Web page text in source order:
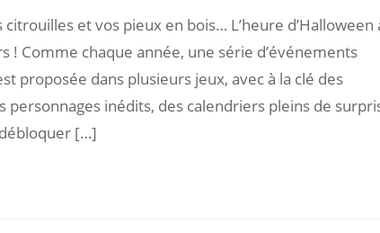
et vos pieux en bois… L’heure d’Halloween
! Comme chaque année, une série d’événements
proposée dans plusieurs jeux, avec à la clé des
personnages inédits, des calendriers pleins de
[…]